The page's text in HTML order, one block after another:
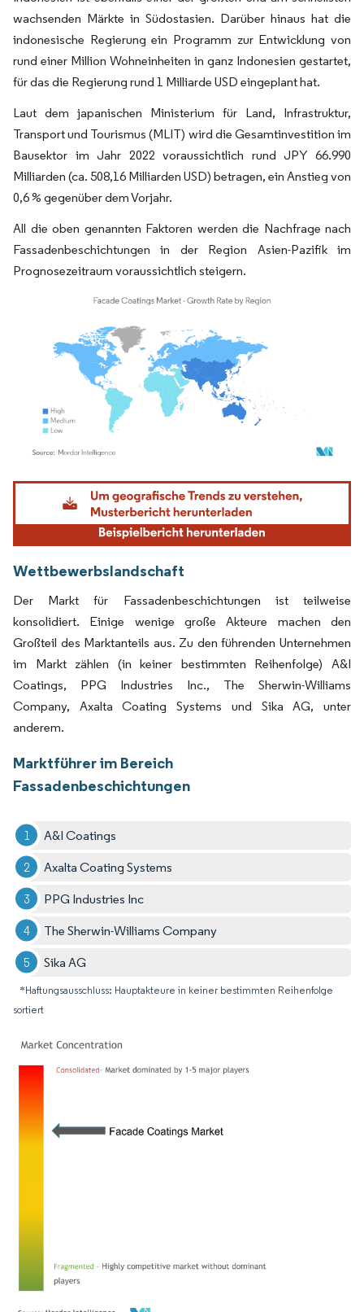
wachsenden Märkte in Südostasien. Darüber hinaus hat die
indonesische Regierung ein Programm zur Entwicklung von
rund einer Million Wohneinheiten in ganz Indonesien gestartet,
für das die Regierung rund 1 Milliarde USD eingeplant hat.
Laut dem japanischen Ministerium für Land, Infrastruktur,
Transport und Tourismus (MLIT) wird die Gesamtinvestition im
Bausektor im Jahr 2022 voraussichtlich rund JPY 66.990
Milliarden (ca. 508,16 Milliarden USD) betragen, ein Anstieg von
0,6 % gegenüber dem Vorjahr.
All die oben genannten Faktoren werden die Nachfrage nach
Fassadenbeschichtungen in der Region Asien-Pazifik im
Prognosezeitraum voraussichtlich steigern.
Bild © Mordor Intelligence. Wiederverwendung erfordert Namensnennung gemäß
Wettbewerbslandschaft
Der Markt für Fassadenbeschichtungen ist teilweise
konsolidiert. Einige wenige große Akteure machen den
Großteil des Marktanteils aus. Zu den führenden Unternehmen
im Markt zählen (in keiner bestimmten Reihenfolge) A&I
Coatings, PPG Industries Inc., The Sherwin-Williams
Company, Axalta Coating Systems und Sika AG, unter
anderem.
Marktführer im Bereich
Fassadenbeschichtungen
A&I Coatings
Axalta Coating Systems
PPG Industries Inc
The Sherwin-Williams Company
Sika AG
*Haftungsausschluss: Hauptakteure in keiner bestimmten Reihenfolge
sortiert